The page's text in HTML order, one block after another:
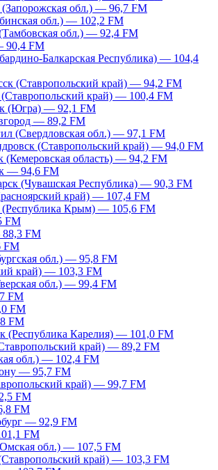
обл.) — 96,7 FM
обл.) — 102,2 FM
обл.) — 92,4 FM
90,4 FM
Балкарская Республика) — 104,4
(Ставропольский край) — 94,2 FM
край) — 100,4 FM
(Югра) — 92,1 FM
— 89,2 FM
(Свердловская обл.) — 97,1 FM
(Ставропольский край) — 94,0 FM
(Кемеровская область) — 94,2 FM
— 94,6 FM
(Чувашская Республика) — 90,3 FM
край) — 107,4 FM
Крым) — 105,6 FM
FM
FM
FM
обл.) — 95,8 FM
край) — 103,3 FM
обл.) — 99,4 FM
FM
FM
FM
(Республика Карелия) — 101,0 FM
край) — 89,2 FM
обл.) — 102,4 FM
— 95,7 FM
край) — 99,7 FM
FM
FM
— 92,9 FM
FM
обл.) — 107,5 FM
край) — 103,3 FM